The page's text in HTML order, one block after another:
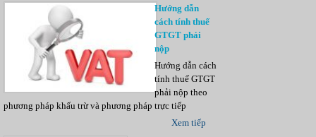
Hướng dẫn
cách tính thuế
GTGT phải
nộp
Hướng dẫn cách
tính thuế GTGT
phải nộp theo
phương pháp khấu trừ và phương pháp trực tiếp
Xem tiếp